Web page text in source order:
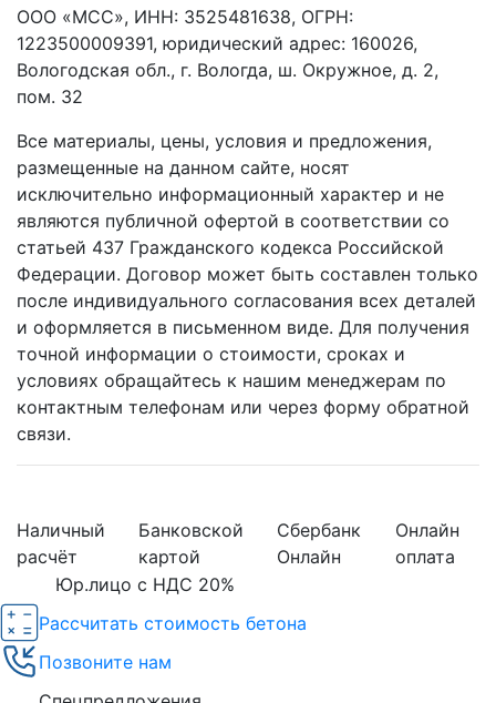
ООО «МСС», ИНН: 3525481638, ОГРН:
1223500009391, юридический адрес: 160026,
Вологодская обл., г. Вологда, ш. Окружное, д. 2,
пом. 32
Все материалы, цены, условия и предложения,
размещенные на данном сайте, носят
исключительно информационный характер и не
являются публичной офертой в соответствии со
статьей 437 Гражданского кодекса Российской
Федерации. Договор может быть составлен только
после индивидуального согласования всех деталей
и оформляется в письменном виде. Для получения
точной информации о стоимости, сроках и
условиях обращайтесь к нашим менеджерам по
контактным телефонам или через форму обратной
связи.
Наличный
расчёт
Банковской
картой
Сбербанк
Онлайн
Онлайн
оплата
Юр.лицо с НДС 20%
Рассчитать стоимость бетона
Позвоните нам